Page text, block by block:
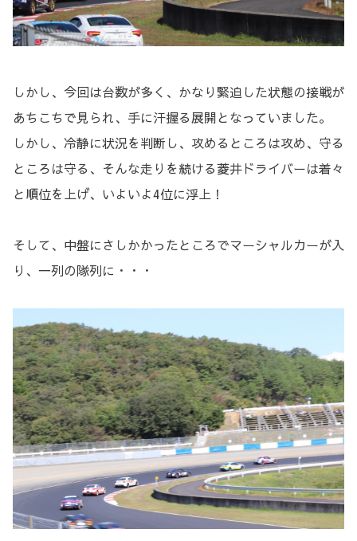
しかし、今回は台数が多く、かなり緊迫した状態の接戦が
あちこちで見られ、手に汗握る展開となっていました。
しかし、冷静に状況を判断し、攻めるところは攻め、守る
ところは守る、そんな走りを続ける菱井ドライバーは着々
と順位を上げ、いよいよ4位に浮上！
そして、中盤にさしかかったところでマーシャルカーが入
り、一列の隊列に・・・